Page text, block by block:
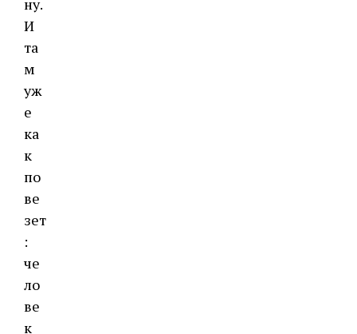
ну.
И
та
м
уж
е
ка
к
по
ве
зет
:
че
ло
ве
к